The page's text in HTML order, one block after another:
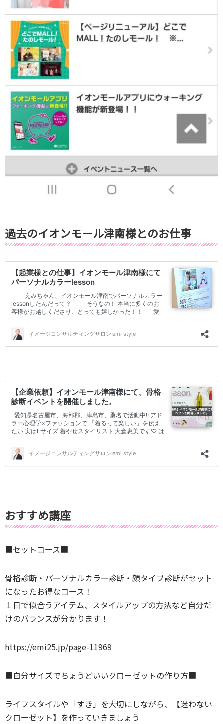
過去のイオンモール津南様とのお仕事
おすすめ講座
■セットコース■
骨格診断・パーソナルカラー診断・顔タイプ診断がセット
になったお得なコース！
１日で似合うアイテム、スタイルアップの方法など自分だ
けのバランスが分かります！
https://emi25.jp/page-11969
■自分サイズでちょうどいいクローゼットの作り方■
ライフスタイルや「すき」を大切にしながら、【迷わない
クローゼット】を作っていきましょう